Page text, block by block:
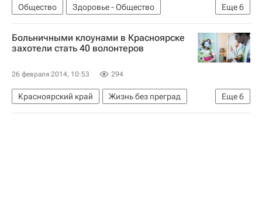
Еще6
Общество
Здоровье - Общество
Жизнь без преград
Весь мир
Европа
Вероника Скворцова
Совет Федерации РФ
Больничными клоунами в Красноярске
захотели стать 40 волонтеров
26 февраля 2014, 10:53 294
Еще6
Красноярский край
Жизнь без преград
Красноярск
Весь мир
Европа